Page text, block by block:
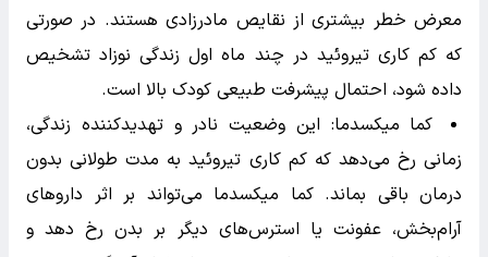
معرض خطر بیشتری از نقایص مادرزادی هستند. در صورتی
که کم کاری تیروئید در چند ماه اول زندگی نوزاد تشخیص
داده شود، احتمال پیشرفت طبیعی کودک بالا است.
کما میکسدما: این وضعیت نادر و تهدیدکننده زندگی،
زمانی رخ می‌دهد که کم کاری تیروئید به مدت طولانی بدون
درمان باقی بماند. کما میکسدما می‌تواند بر اثر داروهای
آرام‌بخش، عفونت یا استرس‌های دیگر بر بدن رخ دهد و